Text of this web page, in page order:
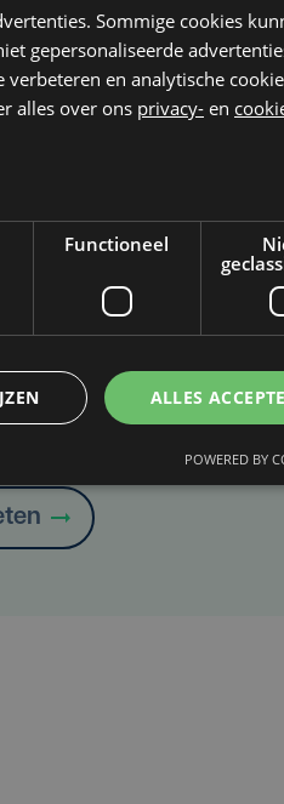
Sommige cookies
gepersonaliseerde
en analytische
alles over ons privacy- en
Functioneel
ALLES
POWERED BY